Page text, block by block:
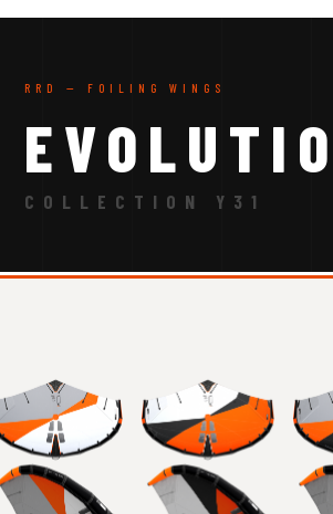
RRD — FOILING WINGS
COLLECTION Y31